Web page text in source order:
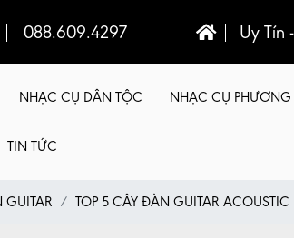
088.609.4297 Uy Tín
NHẠC CỤ DÂN TỘC NHẠC CỤ PHƯƠNG
TIN TỨC
TOP 5 CÂY ĐÀN GUITAR